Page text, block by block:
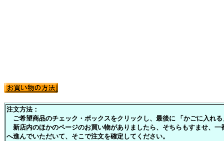
注文方法：
ご希望商品のチェック・ボックスをクリックし、最後に 「かごに入れ
新店内のほかのページのお買い物がありましたら、そちらもすませ、一
へ進んでいただいて、そこで注文を確定してください。